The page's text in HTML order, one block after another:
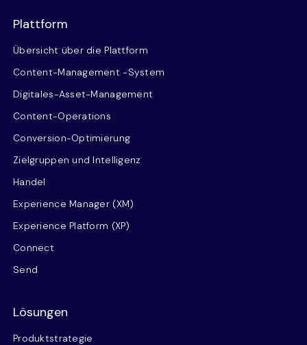
Plattform
Übersicht über die Plattform
Content-Management -System
Digitales-Asset-Management
Content-Operations
Conversion-Optimierung
Zielgruppen und Intelligenz
Handel
Experience Manager (XM)
Experience Platform (XP)
Connect
Send
Lösungen
Produktstrategie